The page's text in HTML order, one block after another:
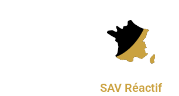
SAV Réactif